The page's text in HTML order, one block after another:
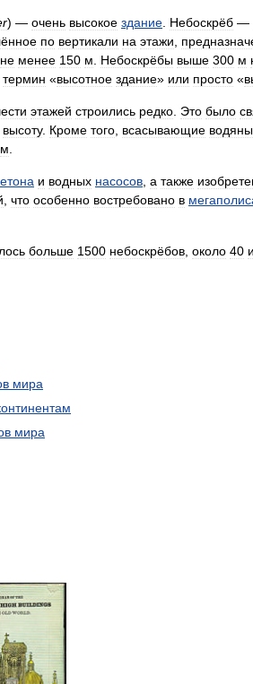
) — очень высокое здание Небоскрёб —
по вертикали на этажи
не менее 150 м Небоскрёбы выше 300 м
термин «высотное здание» или просто «
этажей строились редко Это было
высоту. Кроме того всасывающие
м
и водных насосов а также
что особенно востребовано в
больше 1500 небоскрёбов около 40
мира
мира